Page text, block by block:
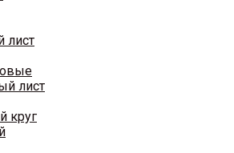
лист
лист
круг